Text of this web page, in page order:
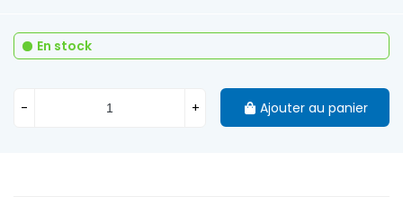
En stock
- + Ajouter au panier